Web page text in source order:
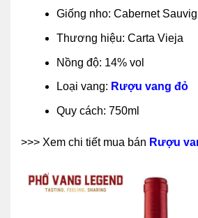
Giống nho: Cabernet
Thương hiệu: Carta Vieja
Nồng độ: 14% vol
Loại vang: Rượu vang đỏ
Quy cách: 750ml
>>> Xem chi tiết mua bán Rượu